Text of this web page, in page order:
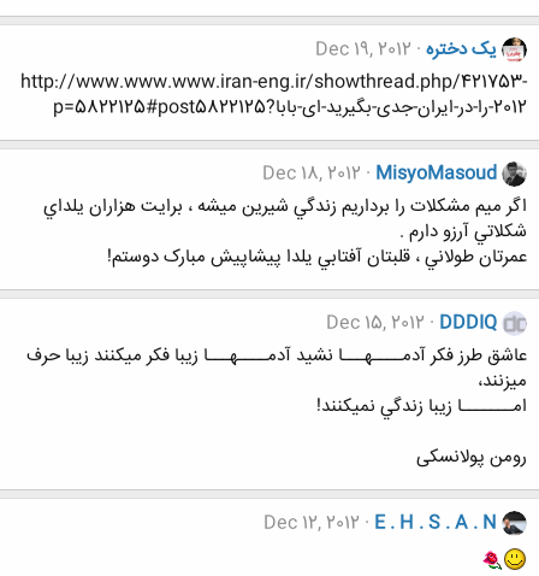
یک دختره Dec 19, 2012
http://www.www.www.iran-eng.ir/showthread.php/421753-
2012-را-در-ایران-جدی-بگیرید-ای-بابا?p=5822125#post5822125
MisyoMasoud
Dec 18, 2012
اگر ميم مشكلات را برداريم زندگي شيرين ميشه ، برايت هزاران يلداي
شكلاتي آرزو دارم .
عمرتان طولاني ، قلبتان آفتابي یلدا پیشاپیش مبارک دوستم!
DDDIQ
Dec 15, 2012
عاشق طرز فكر آدمــــهـــا نشيد آدمــــهـــا زيبا فكر ميكنند زیبا حرف
ميزنند،
امـــــــا زيبا زندگي نميكنند!
رومن پولانسکی
E . H . S . A . N
Dec 12, 2012